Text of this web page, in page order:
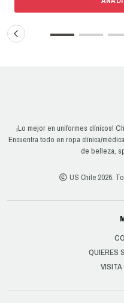
¡Lo mejor en uniformes clínicos!
Encuentra todo en ropa clínica/
de belleza,
US Chile 2026.
QUIERES
VISITA